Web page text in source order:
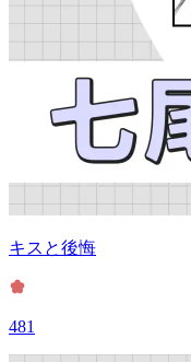
キスと後悔
481